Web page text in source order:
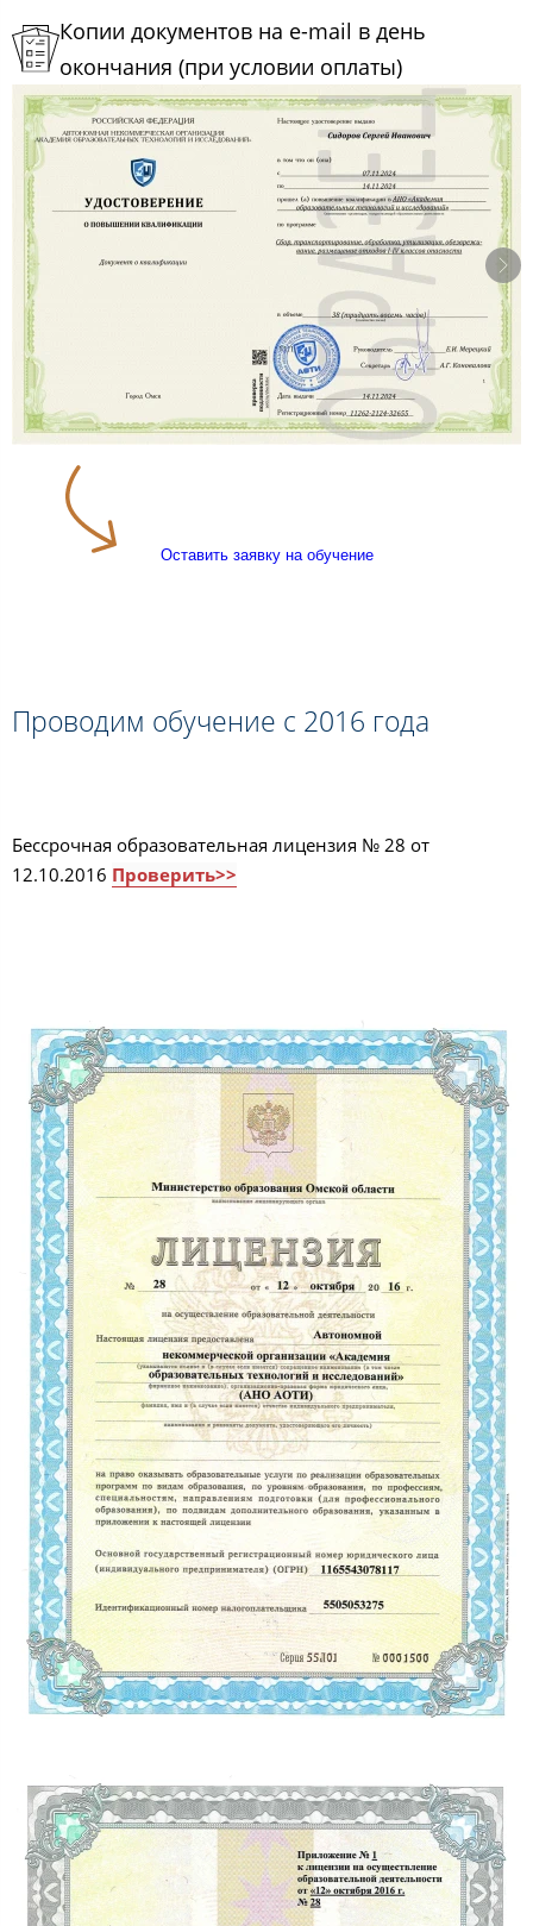
Копии документов на e-mail в день
окончания (при условии оплаты)
Оставить заявку на обучение
Проводим обучение с 2016 года
Бессрочная образовательная лицензия № 28 от
12.10.2016 Проверить>>